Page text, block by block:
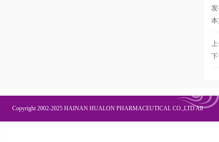
Copyright 2002-2025 HAINAN HUALON PHARMACEUTICAL CO.,LTD All